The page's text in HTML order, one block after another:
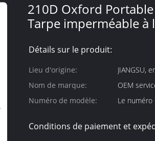
210D Oxford
Tarpe imperméable à
Détails sur le produit:
Lieu d'origine:
JIANGSU,
Nom de marque:
OEM
Numéro de modèle:
Le numéro
Conditions de paiement et